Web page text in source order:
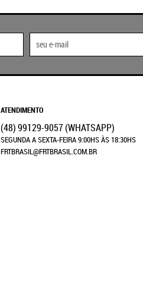
ATENDIMENTO
(48)99129-9057(WHATSAPP)
SEGUNDA A SEXTA-FEIRA 9:00HS ÀS 18:30HS
FRTBRASIL@FRTBRASIL.COM.BR